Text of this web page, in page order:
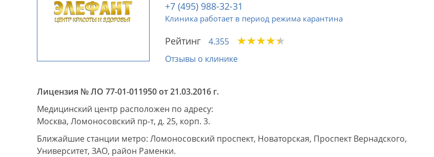
+7 (495) 988-32-31
Клиника работает в период режима карантина
Рейтинг 4.355 ★★★★★
★★★★★
Отзывы о клинике
Лицензия № ЛО 77-01-011950 от 21.03.2016 г.
Медицинский центр расположен по адресу:
Москва, Ломоносовский пр-т, д. 25, корп. 3.
Ближайшие станции метро: Ломоносовский проспект, Новаторская, Проспект Вернадского,
Университет, ЗАО, район Раменки.